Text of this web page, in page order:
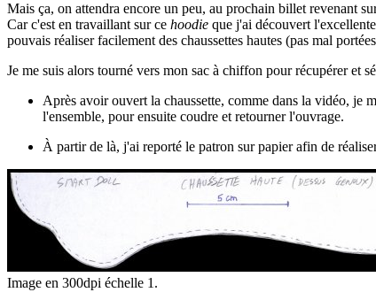
Mais ça, on attendra encore un peu, au prochain billet revenant
Car c'est en travaillant sur ce hoodie que j'ai découvert
pouvais réaliser facilement des chaussettes hautes (pas mal
Je me suis alors tourné vers mon sac à chiffon pour récupérer et
Après avoir ouvert la chaussette, comme dans la vidéo, je
l'ensemble, pour ensuite coudre et retourner l'ouvrage.
À partir de là, j'ai reporté le patron sur papier afin de
Image en 300dpi échelle 1.